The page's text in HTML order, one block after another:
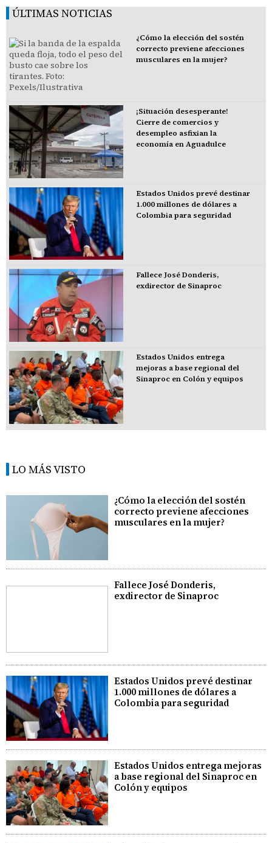
ÚLTIMAS NOTICIAS
¿Cómo la elección del sostén
correcto previene afecciones
musculares en la mujer?
¡Situación desesperante!
Cierre de comercios y
desempleo asfixian la
economía en Aguadulce
Estados Unidos prevé destinar
1.000 millones de dólares a
Colombia para seguridad
Fallece José Donderis,
exdirector de Sinaproc
Estados Unidos entrega
mejoras a base regional del
Sinaproc en Colón y equipos
LO MÁS VISTO
¿Cómo la elección del sostén
correcto previene afecciones
musculares en la mujer?
Fallece José Donderis,
exdirector de Sinaproc
Estados Unidos prevé destinar
1.000 millones de dólares a
Colombia para seguridad
Estados Unidos entrega mejoras
a base regional del Sinaproc en
Colón y equipos